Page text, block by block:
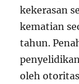
kekerasan
kematian
tahun.
oleh